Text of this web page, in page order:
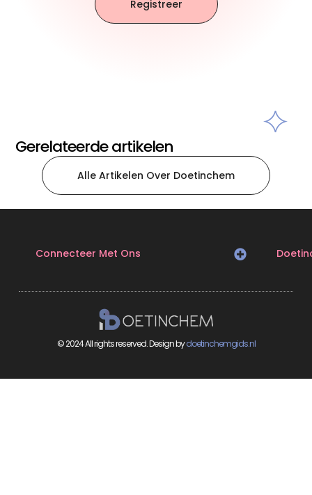
Registreer
Gerelateerde artikelen
Alle Artikelen Over Doetinchem
Connecteer Met Ons
© 2024 All rights reserved. Design bydoetinchemgids.nl